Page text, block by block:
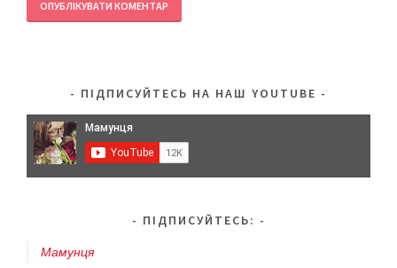
ПІДПИСУЙТЕСЬ НА НАШ YOUTUBE
ПІДПИСУЙТЕСЬ:
Мамунця